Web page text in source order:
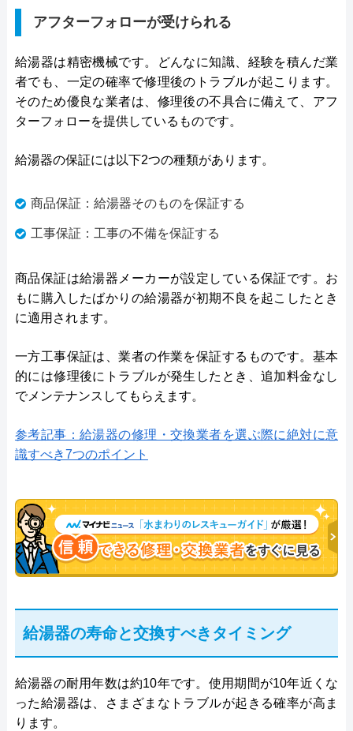
アフターフォローが受けられる
給湯器は精密機械です。どんなに知識、経験を積んだ業
者でも、一定の確率で修理後のトラブルが起こります。
そのため優良な業者は、修理後の不具合に備えて、アフ
ターフォローを提供しているものです。
給湯器の保証には以下2つの種類があります。
商品保証：給湯器そのものを保証する
工事保証：工事の不備を保証する
商品保証は給湯器メーカーが設定している保証です。お
もに購入したばかりの給湯器が初期不良を起こしたとき
に適用されます。
一方工事保証は、業者の作業を保証するものです。基本
的には修理後にトラブルが発生したとき、追加料金なし
でメンテナンスしてもらえます。
参考記事：給湯器の修理・交換業者を選ぶ際に絶対に意
識すべき7つのポイント
給湯器の寿命と交換すべきタイミング
給湯器の耐用年数は約10年です。使用期間が10年近くな
った給湯器は、さまざまなトラブルが起きる確率が高ま
ります。